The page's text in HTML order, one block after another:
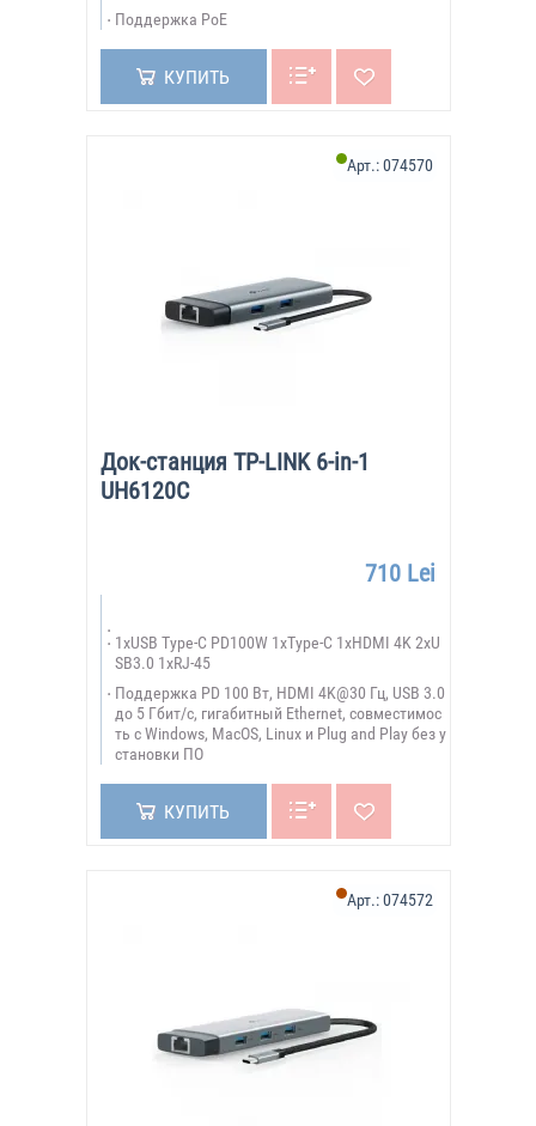
Поддержка PoE
КУПИТЬ
Док-станция TP-LINK 6-in-1
UH6120C
Арт.:074570
710 Lei
1xUSB Type-C PD100W 1xType-C 1xHDMI 4K 2xU
SB3.0 1xRJ-45
Поддержка PD 100 Вт, HDMI 4K@30 Гц, USB 3.0
до 5 Гбит/с, гигабитный Ethernet, совместимос
ть с Windows, MacOS, Linux и Plug and Play без у
становки ПО
КУПИТЬ
Арт.:074572